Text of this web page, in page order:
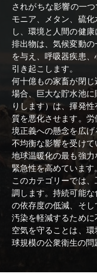
されがちな影響の一
モニア、メタン、硫
し、環境と人間の健
排出物は、気候変動
を与え、呼吸器疾患
引き起こします。
何十億もの家畜が閉
場合、巨大な貯水池
りします）は、揮発
質を悪化させます。
境正義への懸念を広
不均衡な影響を受け
地球温暖化の最も強
緊急性を高めています。
このカテゴリーでは
調します。持続可能
の依存度の低減、そ
汚染を軽減するため
空気を守ることは、
球規模の公衆衛生の問